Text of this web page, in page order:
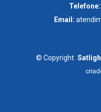
Telefone:
Email:
© Copyright